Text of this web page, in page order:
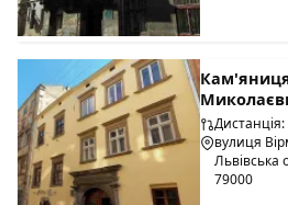
вулиця
Львівська
79000